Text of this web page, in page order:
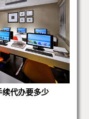
续代办要多少